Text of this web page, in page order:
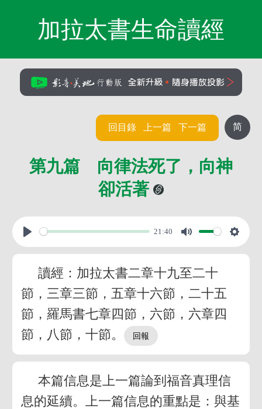
加拉太書生命讀經
简
回目錄 上一篇 下一篇
第九篇 向律法死了，向神
卻活著
21:40
讀經：加拉太書二章十九至二十
節，三章三節，五章十六節，二十五
節，羅馬書七章四節，六節，六章四
節，八節，十節。
本篇信息是上一篇論到福音真理信
息的延續。上一篇信息的重點是：與基